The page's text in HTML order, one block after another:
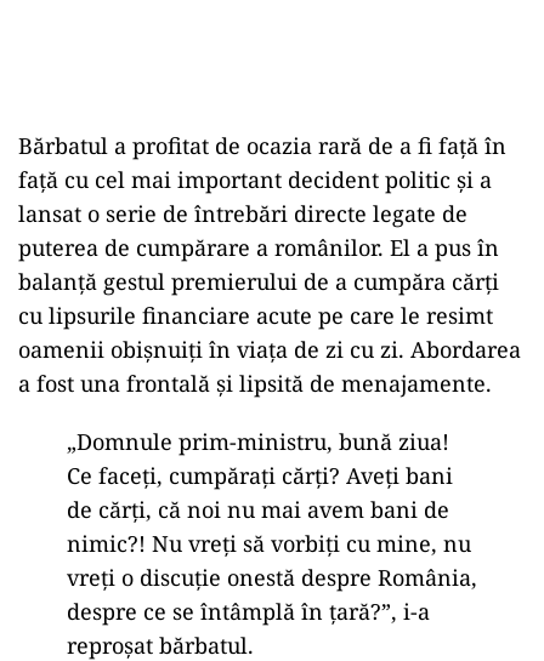
Bărbatul a profitat de ocazia rară de a fi față în
față cu cel mai important decident politic și a
lansat o serie de întrebări directe legate de
puterea de cumpărare a românilor. El a pus în
balanță gestul premierului de a cumpăra cărți
cu lipsurile financiare acute pe care le resimt
oamenii obișnuiți în viața de zi cu zi. Abordarea
a fost una frontală și lipsită de menajamente.
„Domnule prim-ministru, bună ziua!
Ce faceți, cumpărați cărți? Aveți bani
de cărți, că noi nu mai avem bani de
nimic?! Nu vreți să vorbiți cu mine, nu
vreți o discuție onestă despre România,
despre ce se întâmplă în țară?”, i-a
reproșat bărbatul.